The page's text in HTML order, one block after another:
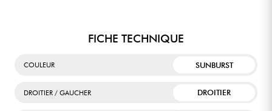
FICHE TECHNIQUE
COULEUR SUNBURST
DROITIER / GAUCHER DROITIER